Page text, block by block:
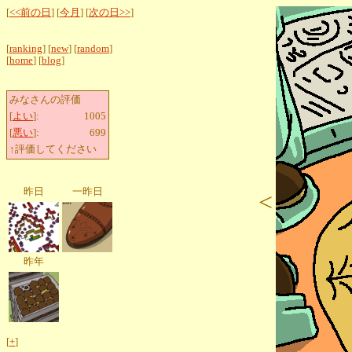
[<<前の日 ] [今月 ] [次の日>>]
[ranking] [new] [random]
[home] [blog]
みなさんの評価
[よい]:
1005
[悪い]:
699
↑評価してください
昨日 一昨日
昨年
[+]
<